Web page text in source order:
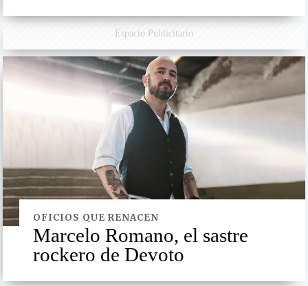
Espacio Publicitario
OFICIOS QUE RENACEN
Marcelo Romano, el sastre
rockero de Devoto